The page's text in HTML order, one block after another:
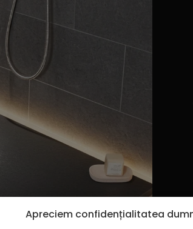
Apreciem confidențialitatea